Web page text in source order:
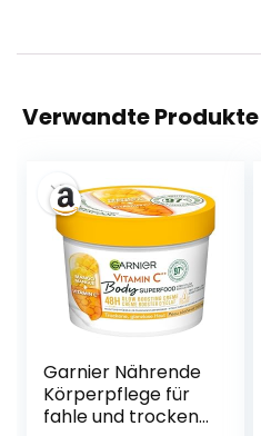
Verwandte Produkte
Garnier Nährende
Körperpflege für
fahle und trockene